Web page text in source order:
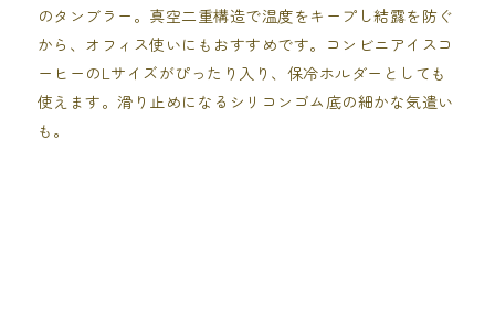
のタンブラー。真空二重構造で温度をキープし結露を防ぐ
から、オフィス使いにもおすすめです。コンビニアイスコ
ーヒーのLサイズがぴったり入り、保冷ホルダーとしても
使えます。滑り止めになるシリコンゴム底の細かな気遣い
も。